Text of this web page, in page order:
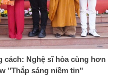
cách: Nghệ sĩ hòa cùng hơn
"Thắp sáng niềm tin"